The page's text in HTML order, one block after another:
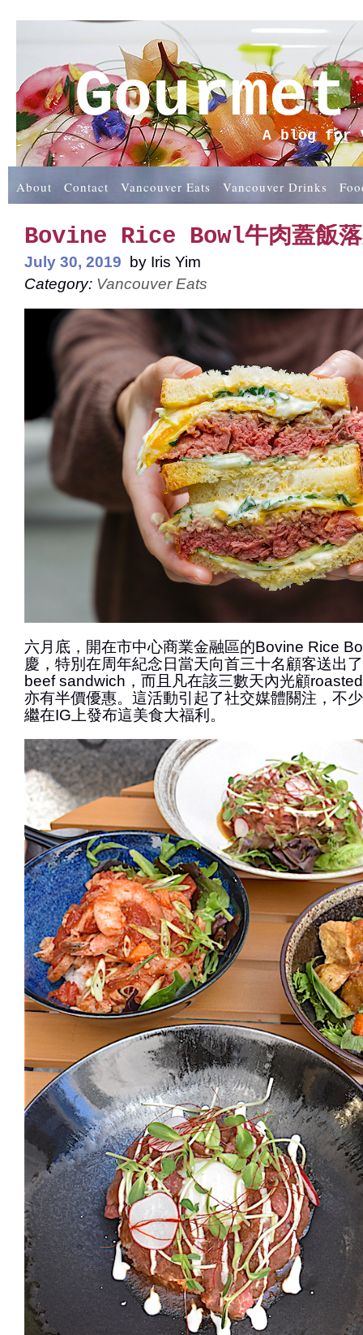
A blog for
About Contact Vancouver Eats Vancouver Drinks
Bovine Rice Bowl牛肉蓋飯落
July 30, 2019 by Iris Yim
Category: Vancouver Eats
六月底，開在市中心商業金融區的Bovine Rice
慶，特別在周年紀念日當天向首三十名顧客送出
beef sandwich，而且凡在該三數天內光顧
亦有半價優惠。這活動引起了社交媒體關注，不
繼在IG上發布這美食大福利。